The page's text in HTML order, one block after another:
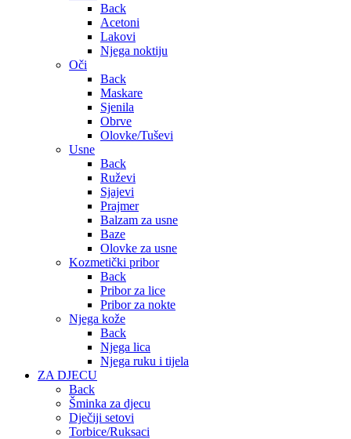
Back
Acetoni
Lakovi
Njega noktiju
Oči
Back
Maskare
Sjenila
Obrve
Olovke/Tuševi
Usne
Back
Ruževi
Sjajevi
Prajmer
Balzam za usne
Baze
Olovke za usne
Kozmetički pribor
Back
Pribor za lice
Pribor za nokte
Njega kože
Back
Njega lica
Njega ruku i tijela
ZA DJECU
Back
Šminka za djecu
Dječiji setovi
Torbice/Ruksaci